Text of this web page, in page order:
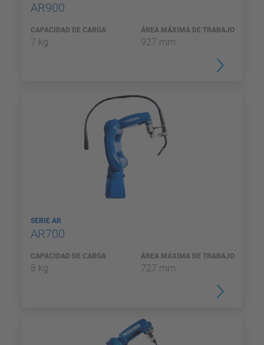
AR900
CAPACIDAD DE CARGA
7 kg
ÁREA MÁXIMA DE TRABAJO
927 mm
SERIE AR
AR700
CAPACIDAD DE CARGA
8 kg
ÁREA MÁXIMA DE TRABAJO
727 mm